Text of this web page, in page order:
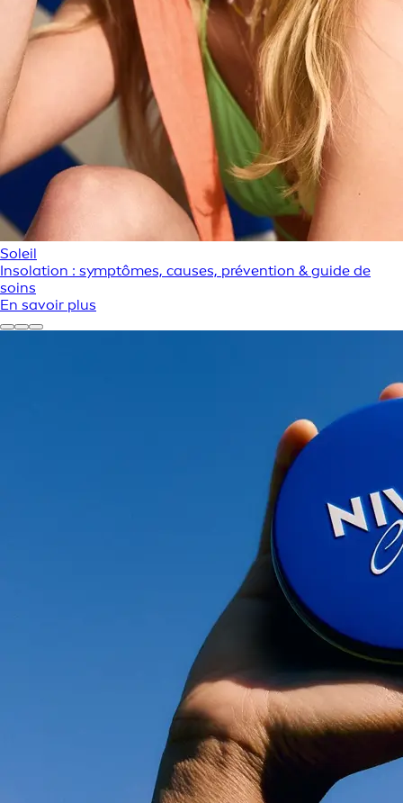
Soleil
Insolation : symptômes, causes, prévention & guide de
soins
En savoir plus